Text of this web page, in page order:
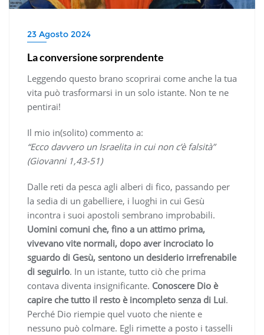
23 Agosto 2024
La conversione sorprendente
Leggendo questo brano scoprirai come anche la tua
vita può trasformarsi in un solo istante. Non te ne
pentirai!
Il mio in(solito) commento a:
“Ecco davvero un Israelita in cui non c’è falsità”
(Giovanni 1,43-51)
Dalle reti da pesca agli alberi di fico, passando per
la sedia di un gabelliere, i luoghi in cui Gesù
incontra i suoi apostoli sembrano improbabili.
Uomini comuni che, fino a un attimo prima,
vivevano vite normali, dopo aver incrociato lo
sguardo di Gesù, sentono un desiderio irrefrenabile
di seguirlo. In un istante, tutto ciò che prima
contava diventa insignificante. Conoscere Dio è
capire che tutto il resto è incompleto senza di Lui.
Perché Dio riempie quel vuoto che niente e
nessuno può colmare. Egli rimette a posto i tasselli